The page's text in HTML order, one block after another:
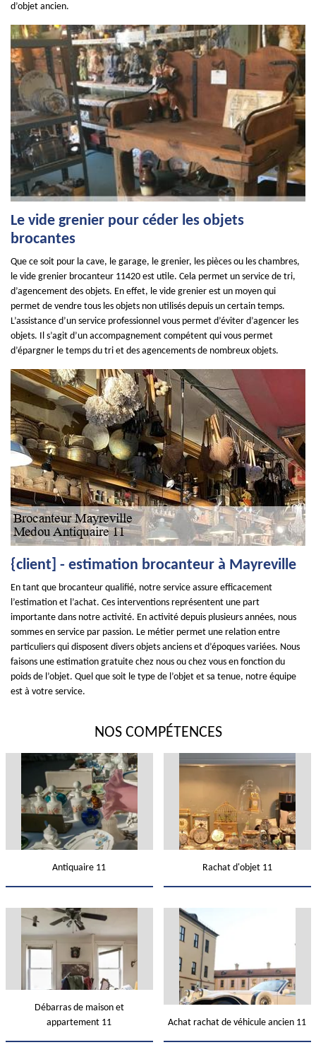
d’objet ancien.
Le vide grenier pour céder les objets
brocantes
Que ce soit pour la cave, le garage, le grenier, les pièces ou les chambres,
le vide grenier brocanteur 11420 est utile. Cela permet un service de tri,
d’agencement des objets. En effet, le vide grenier est un moyen qui
permet de vendre tous les objets non utilisés depuis un certain temps.
L’assistance d’un service professionnel vous permet d’éviter d’agencer les
objets. Il s’agit d’un accompagnement compétent qui vous permet
d’épargner le temps du tri et des agencements de nombreux objets.
{client] - estimation brocanteur à Mayreville
En tant que brocanteur qualifié, notre service assure efficacement
l’estimation et l’achat. Ces interventions représentent une part
importante dans notre activité. En activité depuis plusieurs années, nous
sommes en service par passion. Le métier permet une relation entre
particuliers qui disposent divers objets anciens et d’époques variées. Nous
faisons une estimation gratuite chez nous ou chez vous en fonction du
poids de l’objet. Quel que soit le type de l’objet et sa tenue, notre équipe
est à votre service.
NOS COMPÉTENCES
Antiquaire 11 Rachat d'objet 11
Débarras de maison et
appartement 11
Achat rachat de véhicule ancien 11